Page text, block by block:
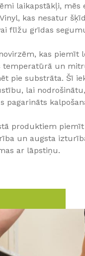
laikapstākļi,
kas nesatur
flīžu grīdas
kas piemīt
temperatūrā un
pie substrāta. Šī
lai
pagarināts
produktiem piemīt
un augsta
ar lāpstiņu.